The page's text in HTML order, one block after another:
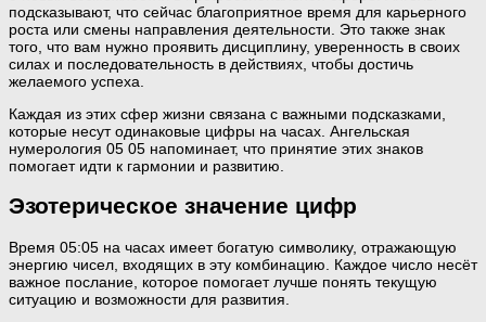
подсказывают, что сейчас благоприятное время для карьерного
роста или смены направления деятельности. Это также знак
того, что вам нужно проявить дисциплину, уверенность в своих
силах и последовательность в действиях, чтобы достичь
желаемого успеха.
Каждая из этих сфер жизни связана с важными подсказками,
которые несут одинаковые цифры на часах. Ангельская
нумерология 05 05 напоминает, что принятие этих знаков
помогает идти к гармонии и развитию.
Эзотерическое значение цифр
Время 05:05 на часах имеет богатую символику, отражающую
энергию чисел, входящих в эту комбинацию. Каждое число несёт
важное послание, которое помогает лучше понять текущую
ситуацию и возможности для развития.